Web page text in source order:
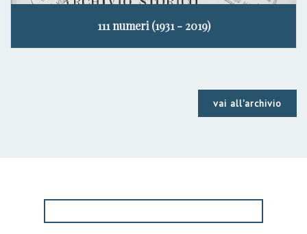
111 numeri (1931 - 2019)
vai all'archivio